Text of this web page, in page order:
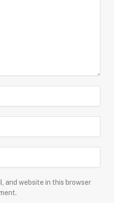
and website in this browser